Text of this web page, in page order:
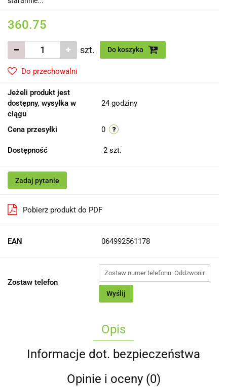
360.75
szt. Do koszyka
Do przechowalni
Jeżeli produkt jest
dostępny, wysyłka w
ciągu
24 godziny
Cena przesyłki 0
Dostępność 2 szt.
Zadaj pytanie
Pobierz produkt do PDF
EAN 064992561178
Zostaw telefon
Wyślij
Opis
Informacje dot. bezpieczeństwa
Opinie i oceny (0)